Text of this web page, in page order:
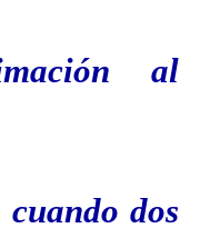
al
dos